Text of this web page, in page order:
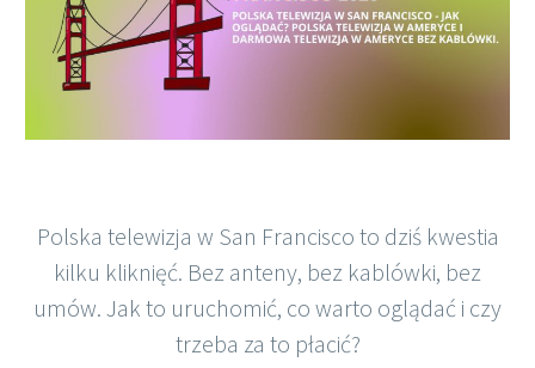
Polska telewizja w San Francisco to dziś kwestia
kilku kliknięć. Bez anteny, bez kablówki, bez
umów. Jak to uruchomić, co warto oglądać i czy
trzeba za to płacić?